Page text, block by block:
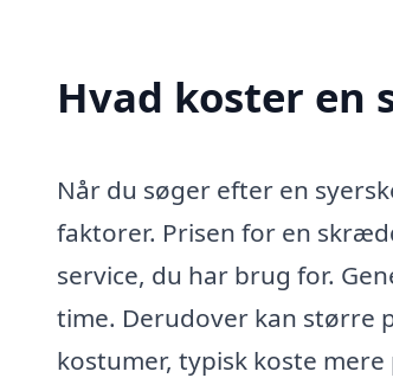
Hvad koster en
Når du søger efter en
faktorer. Prisen for en
service, du har brug for.
time. Derudover kan større
kostumer, typisk koste